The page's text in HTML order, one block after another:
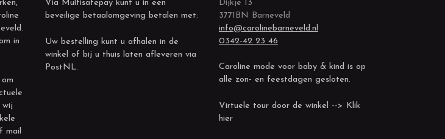
in
wij
mail
Via Multisafepay kunt u in een
beveilige betaalomgeving betalen met:
Uw bestelling kunt u afhalen in de
winkel of bij u thuis laten afleveren via
PostNL.
Dijkje 13
3771BN Barneveld
info@carolinebarneveld.nl
0342-42 23 46
Caroline mode voor baby & kind is op
alle zon- en feestdagen gesloten.
Virtuele tour door de winkel --> Klik
hier